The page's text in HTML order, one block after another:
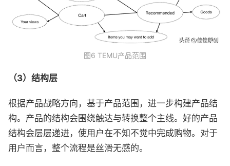
图6 TEMU产品范围
（3）结构层
根据产品战略方向，基于产品范围，进一步构建产品结
构。产品的结构会围绕触达与转换整个主线。好的产品
结构会层层递进，使用户在不知不觉中完成购物。对于
用户而言，整个流程是丝滑无感的。